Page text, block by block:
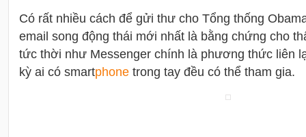
Có rất nhiều cách để gửi thư cho Tổng thống
email song động thái mới nhất là bằng chứng cho
tức thời như Messenger chính là phương thức liên
kỳ ai có smartphone trong tay đều có thể tham gia.